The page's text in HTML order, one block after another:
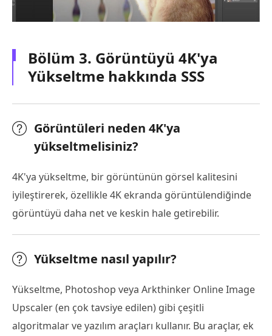
Bölüm 3. Görüntüyü 4K'ya
Yükseltme hakkında SSS
Görüntüleri neden 4K'ya
yükseltmelisiniz?
4K'ya yükseltme, bir görüntünün görsel kalitesini
iyileştirerek, özellikle 4K ekranda görüntülendiğinde
görüntüyü daha net ve keskin hale getirebilir.
Yükseltme nasıl yapılır?
Yükseltme, Photoshop veya Arkthinker Online Image
Upscaler (en çok tavsiye edilen) gibi çeşitli
algoritmalar ve yazılım araçları kullanır. Bu araçlar, ek